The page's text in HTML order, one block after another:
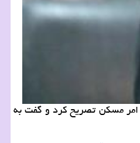
امر مسکن تصریح کرد و گفت به